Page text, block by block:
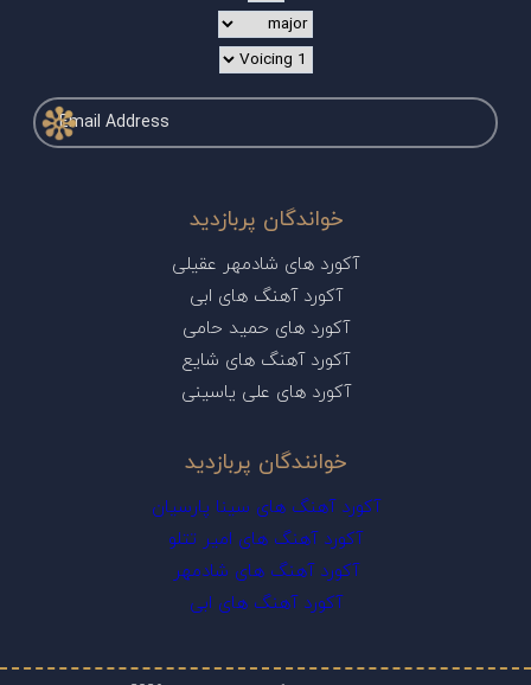
خواندگان پربازدید
آکورد های شادمهر عقیلی
آکورد آهنگ های ابی
آکورد های حمید حامی
آکورد آهنگ های شایع
آکورد های علی یاسینی
خوانندگان پربازدید
آکورد آهنگ های سینا پارسیان
آکورد آهنگ های امیر تتلو
آکورد آهنگ های شادمهر
آکورد آهنگ های ابی